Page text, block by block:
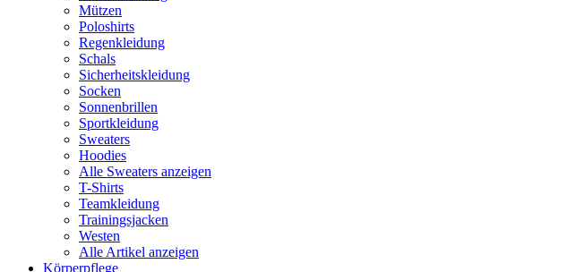
Mützen
Poloshirts
Regenkleidung
Schals
Sicherheitskleidung
Socken
Sonnenbrillen
Sportkleidung
Sweaters
Hoodies
Alle Sweaters anzeigen
T-Shirts
Teamkleidung
Trainingsjacken
Westen
Alle Artikel anzeigen
Körperpflege